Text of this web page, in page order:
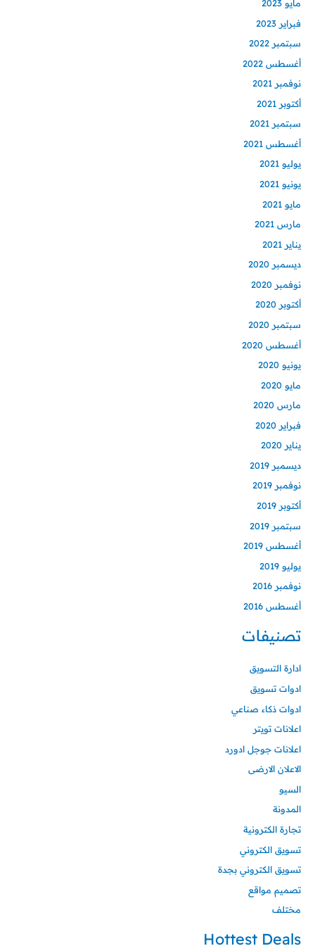
مايو 2023
فبراير 2023
سبتمبر 2022
أغسطس 2022
نوفمبر 2021
أكتوبر 2021
سبتمبر 2021
أغسطس 2021
يوليو 2021
يونيو 2021
مايو 2021
مارس 2021
يناير 2021
ديسمبر 2020
نوفمبر 2020
أكتوبر 2020
سبتمبر 2020
أغسطس 2020
يونيو 2020
مايو 2020
مارس 2020
فبراير 2020
يناير 2020
ديسمبر 2019
نوفمبر 2019
أكتوبر 2019
سبتمبر 2019
أغسطس 2019
يوليو 2019
نوفمبر 2016
أغسطس 2016
تصنيفات
ادارة التسويق
ادوات تسويق
ادوات ذكاء صناعي
اعلانات تويتر
اعلانات جوجل ادورد
الاعلان الارضى
السيو
المدونة
تجارة الكترونية
تسويق الكتروني
تسويق الكتروني بجدة
تصميم مواقع
مختلف
Hottest Deals